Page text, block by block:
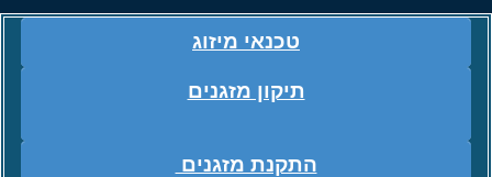
טכנאי מיזוג
תיקון מזגנים
התקנת מזגנים